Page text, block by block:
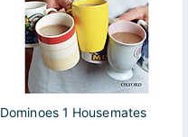
Dominoes 1 Housemates